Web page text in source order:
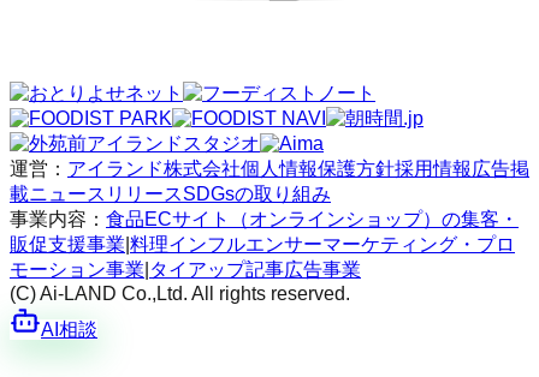
運営： アイランド株式会社個人情報保護方針採用情報 広告掲
載ニュースリリースSDGsの取り組み
事業内容： 食品ECサイト（オンラインショップ）の集客・
販促支援事業 料理インフルエンサーマーケティング・プロ
モーション事業 タイアップ記事広告事業
(C) Ai-LAND Co.,Ltd. All rights reserved.
AI相談